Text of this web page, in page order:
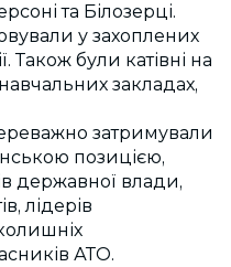
та Білозерці.
у захоплених
Також були катівні на
закладах,
затримували
позицією,
державної влади,
лідерів
АТО.